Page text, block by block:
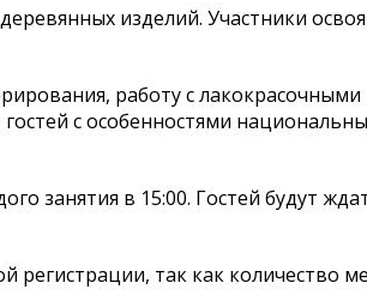
изделий. Участники
работу с лакокрасочными
с особенностями
занятия в 15:00. Гостей будут
так как количество